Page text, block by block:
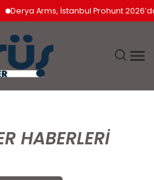
Derya Arms, İstanbul Prohunt
HABERLERI